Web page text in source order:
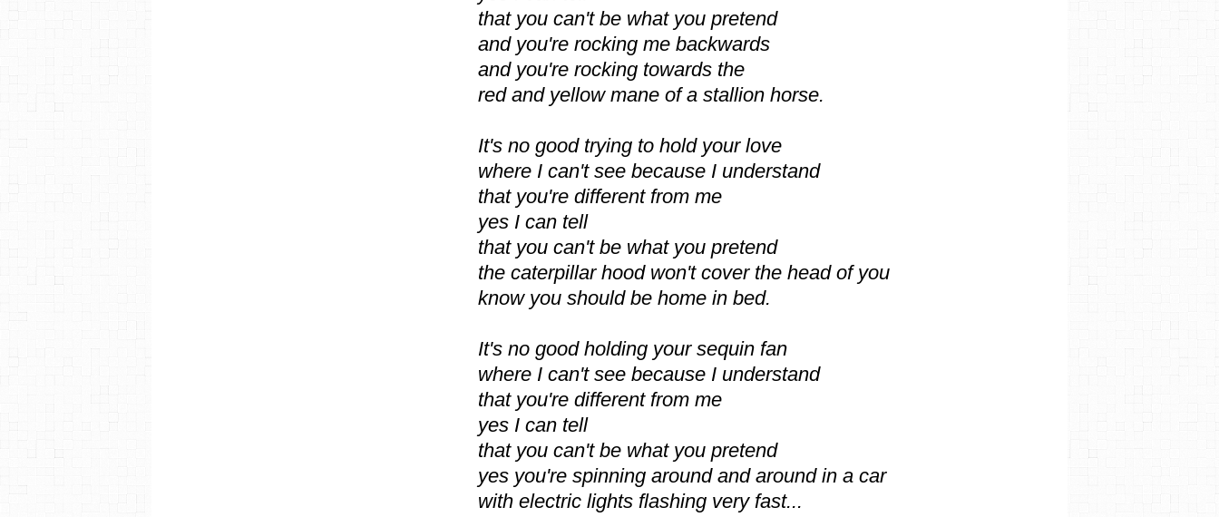
that you can't be what you pretend
and you're rocking me backwards
and you're rocking towards the
red and yellow mane of a stallion horse.
It's no good trying to hold your love
where I can't see because I understand
that you're different from me
yes I can tell
that you can't be what you pretend
the caterpillar hood won't cover the head of you
know you should be home in bed.
It's no good holding your sequin fan
where I can't see because I understand
that you're different from me
yes I can tell
that you can't be what you pretend
yes you're spinning around and around in a car
with electric lights flashing very fast...